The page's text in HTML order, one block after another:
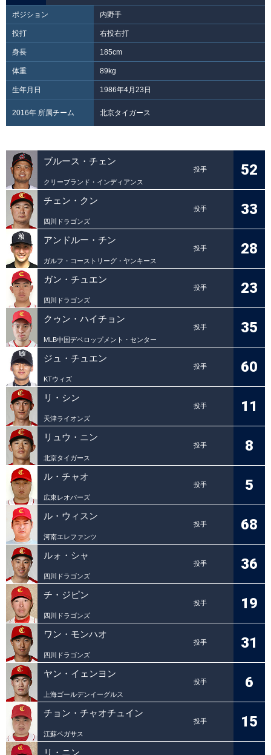
ポジション 内野手
投打 右投右打
身長 185cm
体重 89kg
生年月日 1986年4月23日
2016年 所属チーム 北京タイガース
ブルース・チェン
投手
クリーブランド・インディアンス
52
チェン・クン
投手
四川ドラゴンズ
33
アンドルー・チン
投手
ガルフ・コーストリーグ・ヤンキース
28
ガン・チュエン
投手
四川ドラゴンズ
23
クゥン・ハイチョン
投手
MLB中国デベロップメント・センター
35
ジュ・チュエン
投手
KTウィズ
60
リ・シン
投手
天津ライオンズ
11
リュウ・ニン
投手
北京タイガース
8
ル・チャオ
投手
広東レオパーズ
5
ル・ウィスン
投手
河南エレファンツ
68
ルォ・シャ
投手
四川ドラゴンズ
36
チ・ジピン
投手
四川ドラゴンズ
19
ワン・モンハオ
投手
四川ドラゴンズ
31
ヤン・イェンヨン
投手
上海ゴールデンイーグルス
6
チョン・チャオチュイン
投手
江蘇ペガサス
15
リ・ニン